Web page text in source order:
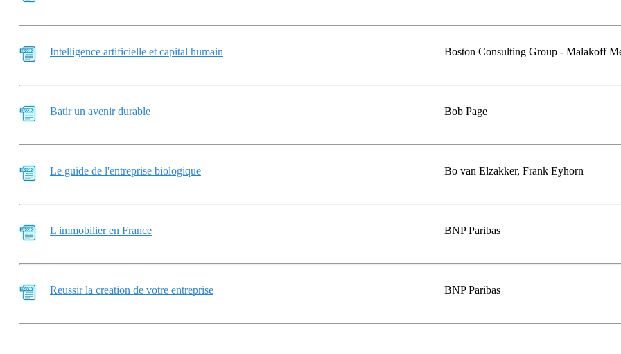
Intelligence artificielle et capital humain Boston Consulting Group - Malakoff
Batir un avenir durable Bob Page
Le guide de l'entreprise biologique Bo van Elzakker, Frank Eyhorn
L'immobilier en France BNP Paribas
Reussir la creation de votre entreprise BNP Paribas